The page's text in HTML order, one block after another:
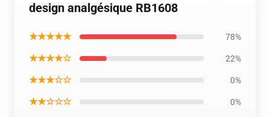
design analgésique RB1608
★★★★★ 78%
★★★★☆ 22%
★★★☆☆ 0%
★★☆☆☆ 0%